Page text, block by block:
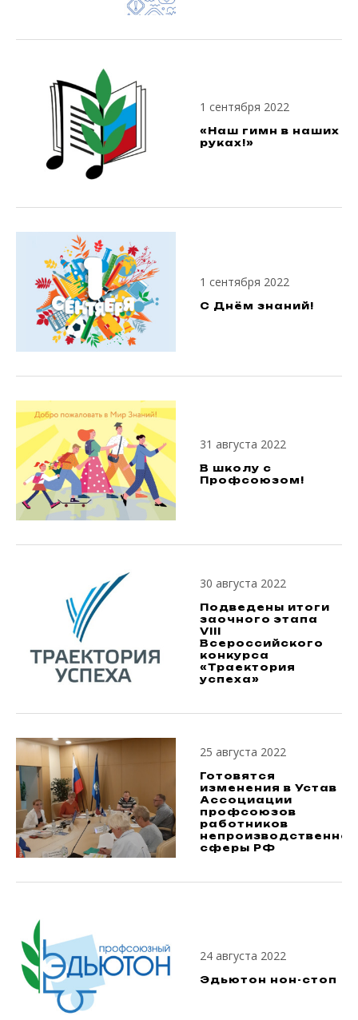
1 сентября 2022
«Наш гимн в наших
руках!»
1 сентября 2022
С Днём знаний!
31 августа 2022
В школу с
Профсоюзом!
30 августа 2022
Подведены итоги
заочного этапа
VIII
Всероссийского
конкурса
«Траектория
успеха»
25 августа 2022
Готовятся
изменения в Устав
Ассоциации
профсоюзов
работников
непроизводственной
сферы РФ
24 августа 2022
Эдьютон нон-стоп